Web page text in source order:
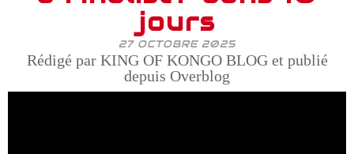
jours
27 OCTOBRE 2025
Rédigé par KING OF KONGO BLOG et publié
depuis Overblog